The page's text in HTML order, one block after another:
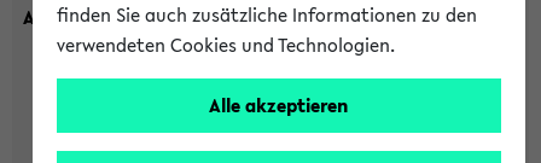
Anmeldename
(3 bis 20 Zeichen, nur Buchstaben A-Z und Ziffern 0-9,
Gross-/Kleinschreibung ist signifikant!)
finden Sie auch zusätzliche Informationen zu den
verwendeten Cookies und Technologien.
Alle akzeptieren